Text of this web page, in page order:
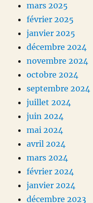
mars 2025
février 2025
janvier 2025
décembre 2024
novembre 2024
octobre 2024
septembre 2024
juillet 2024
juin 2024
mai 2024
avril 2024
mars 2024
février 2024
janvier 2024
décembre 2023